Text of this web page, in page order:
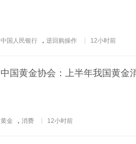
中国人民银行 ， 逆回购操作 12小时前
中国黄金协会：上半年我国黄金
黄金 ， 消费 12小时前